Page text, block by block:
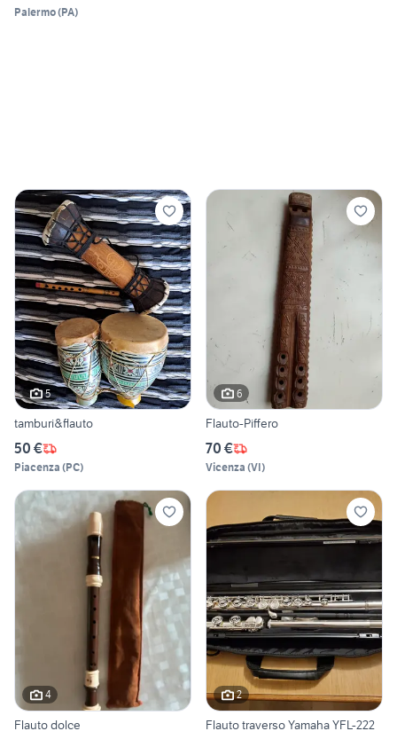
Palermo(PA)
5
tamburi&flauto
50 €
Piacenza (PC)
6
Flauto-Piffero
70 €
Vicenza (VI)
4
Flauto dolce
2
Flauto traverso Yamaha YFL-222